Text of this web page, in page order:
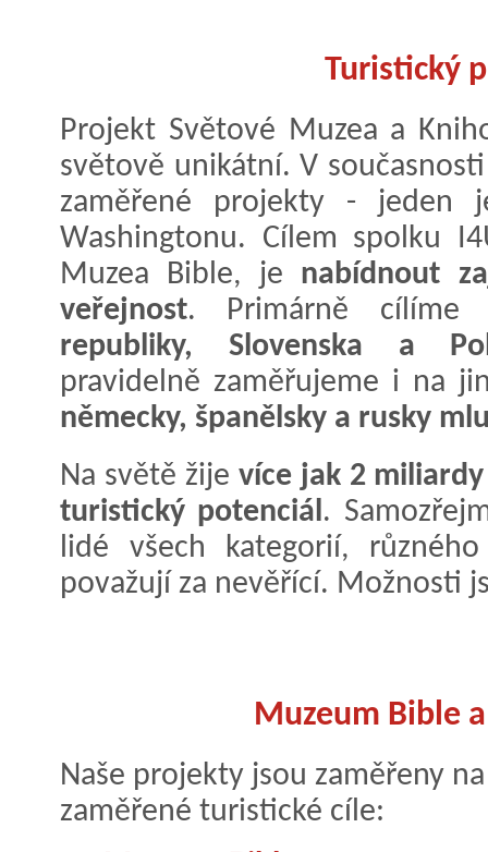
Turistický
Projekt Světové Muzea a
světově unikátní. V
zaměřené projekty - jeden
Washingtonu. Cílem spolku
Muzea Bible, je nabídnout
veřejnost. Primárně
republiky, Slovenska a
pravidelně zaměřujeme i na
německy, španělsky a rusky
Na světě žije více jak 2
turistický potenciál .
lidé všech kategorií,
považují za nevěřící. Možnosti
Muzeum Bible
Naše projekty jsou zaměřeny
zaměřené turistické cíle: